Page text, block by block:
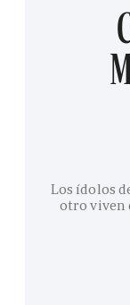
Los ídolos
otro viven